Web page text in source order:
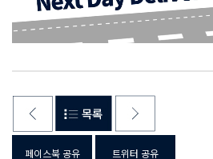
페이스북 공유 트위터 공유